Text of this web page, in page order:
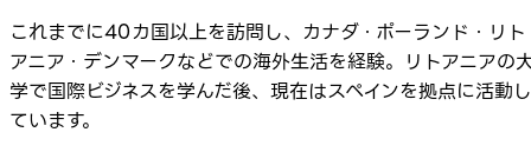
これまでに40カ国以上を訪問し、カナダ・ポーランド・リト
アニア・デンマークなどでの海外生活を経験。リトアニアの
学で国際ビジネスを学んだ後、現在はスペインを拠点に活動し
ています。